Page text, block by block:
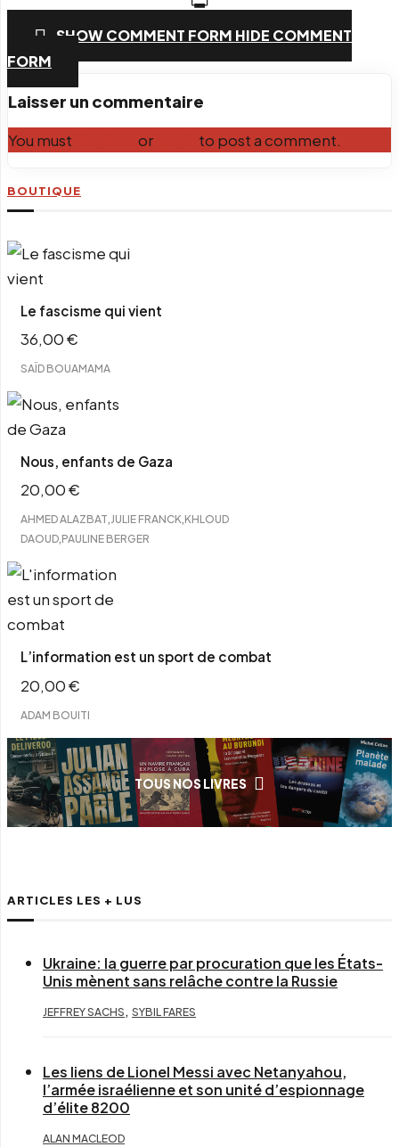
SHOW COMMENT FORM HIDE COMMENT
FORM
Laisser un commentaire
You must or to post a comment.
BOUTIQUE
Le fascisme qui vient
36,00€
SAÏD BOUAMAMA
Nous, enfants de Gaza
20,00€
AHMED ALAZBAT,JULIE FRANCK,KHLOUD
DAOUD,PAULINE BERGER
L’information est un sport de combat
20,00€
ADAM BOUITI
TOUS NOS LIVRES
ARTICLES LES + LUS
Ukraine: la guerre par procuration que les États-
Unis mènent sans relâche contre la Russie
JEFFREY SACHS , SYBIL FARES
Les liens de Lionel Messi avec Netanyahou,
l’armée israélienne et son unité d’espionnage
d’élite 8200
ALAN MACLEOD